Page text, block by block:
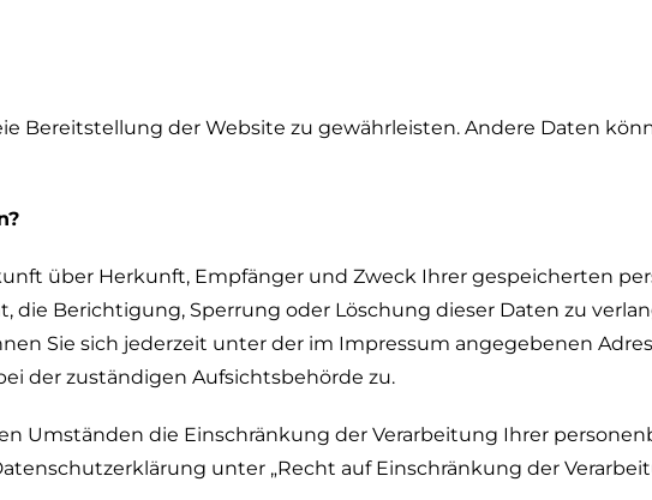
Bereitstellung der Website zu gewährleisten. Andere Daten
über Herkunft, Empfänger und Zweck Ihrer gespeicherten
die Berichtigung, Sperrung oder Löschung dieser Daten zu
Sie sich jederzeit unter der im Impressum angegebenen
der zuständigen Aufsichtsbehörde zu.
Umständen die Einschränkung der Verarbeitung Ihrer
unter „Recht auf Einschränkung der